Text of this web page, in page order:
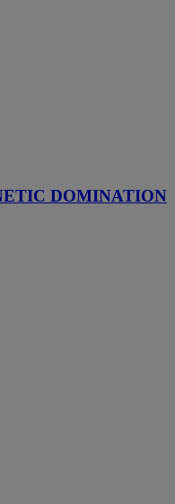
DOMINATION